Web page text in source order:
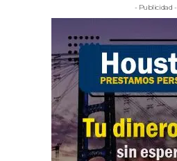
- Publicidad -